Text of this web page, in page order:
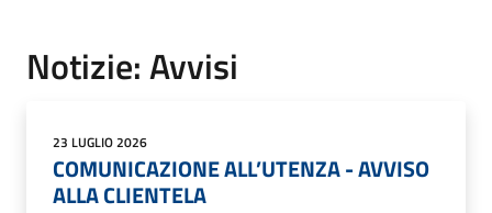
Notizie: Avvisi
23 LUGLIO 2026
COMUNICAZIONE ALL’UTENZA - AVVISO
ALLA CLIENTELA